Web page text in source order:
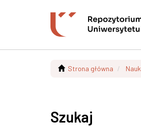
Strona główna
Szukaj